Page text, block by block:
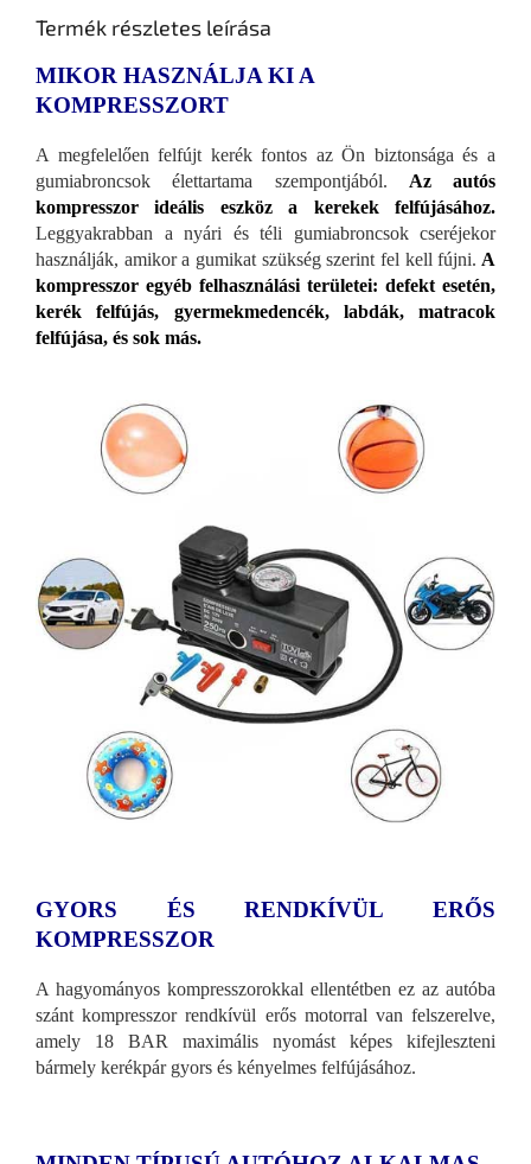
Termék részletes leírása
MIKOR HASZNÁLJA KI A
KOMPRESSZORT
A megfelelően felfújt kerék fontos az Ön biztonsága és a
gumiabroncsok élettartama szempontjából. Az autós
kompresszor ideális eszköz a kerekek felfújásához.
Leggyakrabban a nyári és téli gumiabroncsok cseréjekor
használják, amikor a gumikat szükség szerint fel kell fújni. A
kompresszor egyéb felhasználási területei: defekt esetén,
kerék felfújás, gyermekmedencék, labdák, matracok
felfújása, és sok más.
GYORS ÉS RENDKÍVÜL ERŐS
KOMPRESSZOR
A hagyományos kompresszorokkal ellentétben ez az autóba
szánt kompresszor rendkívül erős motorral van felszerelve,
amely 18 BAR maximális nyomást képes kifejleszteni
bármely kerékpár gyors és kényelmes felfújásához.